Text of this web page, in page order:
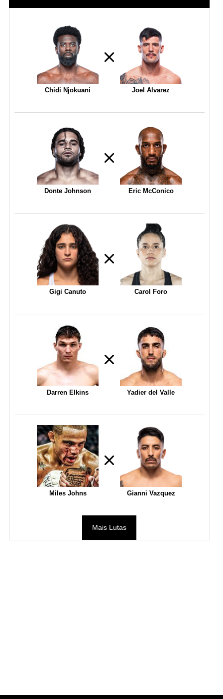
Chidi Njokuani Joel Alvarez
Donte Johnson Eric McConico
Gigi Canuto Carol Foro
Darren Elkins Yadier del Valle
Miles Johns Gianni Vazquez
Mais Lutas